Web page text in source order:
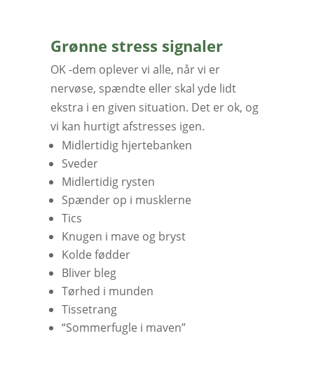
Grønne stress signaler
OK -dem oplever vi alle, når vi er
nervøse, spændte eller skal yde lidt
ekstra i en given situation. Det er ok, og
vi kan hurtigt afstresses igen.
Midlertidig hjertebanken
Sveder
Midlertidig rysten
Spænder op i musklerne
Tics
Knugen i mave og bryst
Kolde fødder
Bliver bleg
Tørhed i munden
Tissetrang
“Sommerfugle i maven”